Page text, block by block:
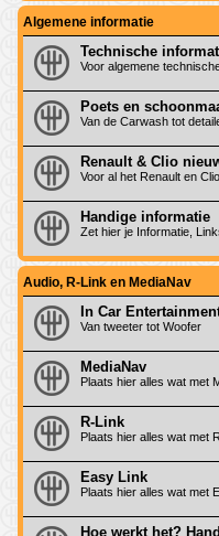
Algemene informatie
Technische
Voor algemene
Poets en
Van de Carwash tot
Renault & Clio
Voor al het Renault en
Handige informatie
Zet hier je Informatie,
Audio, R-Link en MediaNav
In Car
Van tweeter tot Woofer
MediaNav
Plaats hier alles wat met
R-Link
Plaats hier alles wat met
Easy Link
Plaats hier alles wat met
Hoe werkt het?